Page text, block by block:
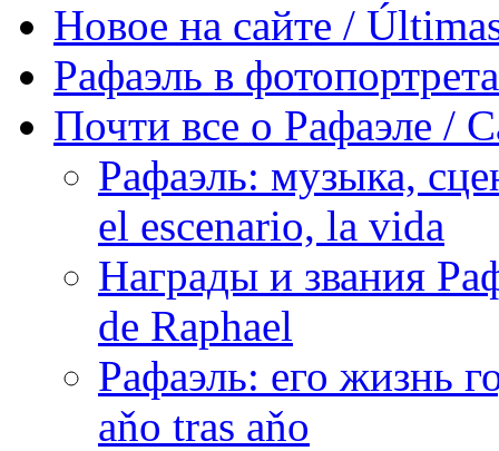
Новое на сайте /
Рафаэль в
Почти все о Рафаэле /
Рафаэль: музыка,
el escenario, la vida
Награды и звания
de Raphael
Рафаэль: его жизнь
aňo tras aňo